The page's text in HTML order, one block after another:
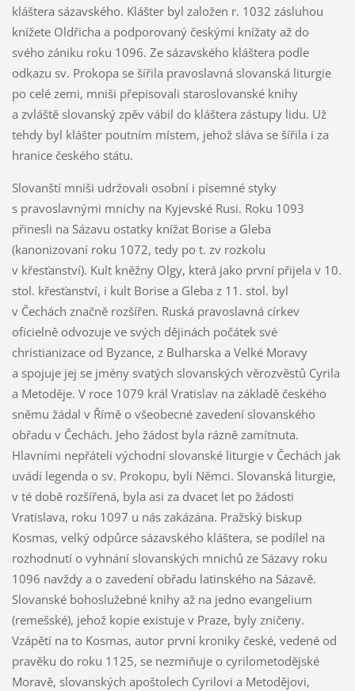
kláštera sázavského. Klášter byl založen r. 1032 zásluhou
knížete Oldřicha a podporovaný českými knížaty až do
svého zániku roku 1096. Ze sázavského kláštera podle
odkazu sv. Prokopa se šířila pravoslavná slovanská liturgie
po celé zemi, mniši přepisovali staroslovanské knihy
a zvláště slovanský zpěv vábil do kláštera zástupy lidu. Už
tehdy byl klášter poutním místem, jehož sláva se šířila i za
hranice českého státu.
Slovanští mniši udržovali osobní i písemné styky
s pravoslavnými mnichy na Kyjevské Rusi. Roku 1093
přinesli na Sázavu ostatky knížat Borise a Gleba
(kanonizovaní roku 1072, tedy po t. zv rozkolu
v křesťanství). Kult kněžny Olgy, která jako první přijela v 10.
stol. křesťanství, i kult Borise a Gleba z 11. stol. byl
v Čechách značně rozšířen. Ruská pravoslavná církev
oficielně odvozuje ve svých dějinách počátek své
christianizace od Byzance, z Bulharska a Velké Moravy
a spojuje jej se jmény svatých slovanských věrozvěstů Cyrila
a Metoděje. V roce 1079 král Vratislav na základě českého
sněmu žádal v Římě o všeobecné zavedení slovanského
obřadu v Čechách. Jeho žádost byla rázně zamítnuta.
Hlavními nepřáteli východní slovanské liturgie v Čechách jak
uvádí legenda o sv. Prokopu, byli Němci. Slovanská liturgie,
v té době rozšířená, byla asi za dvacet let po žádosti
Vratislava, roku 1097 u nás zakázána. Pražský biskup
Kosmas, velký odpůrce sázavského kláštera, se podílel na
rozhodnutí o vyhnání slovanských mnichů ze Sázavy roku
1096 navždy a o zavedení obřadu latinského na Sázavě.
Slovanské bohoslužebné knihy až na jedno evangelium
(remešské), jehož kopie existuje v Praze, byly zničeny.
Vzápětí na to Kosmas, autor první kroniky české, vedené od
pravěku do roku 1125, se nezmiňuje o cyrilometodějské
Moravě, slovanských apoštolech Cyrilovi a Metodějovi,